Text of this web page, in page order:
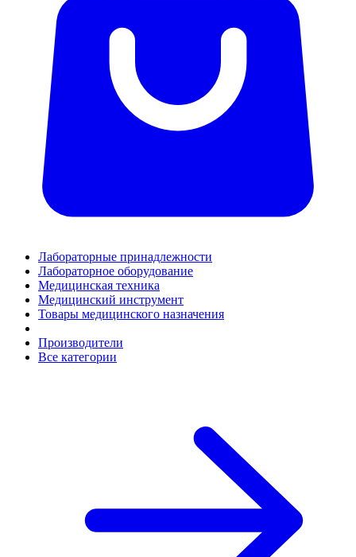
Лабораторные принадлежности
Лабораторное оборудование
Медицинская техника
Медицинский инструмент
Товары медицинского назначения
Производители
Все категории